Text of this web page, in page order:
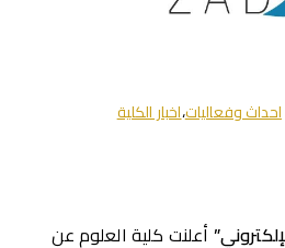
احداث وفعاليات،اخبار الكلية
أعلنت كلية العلوم عن